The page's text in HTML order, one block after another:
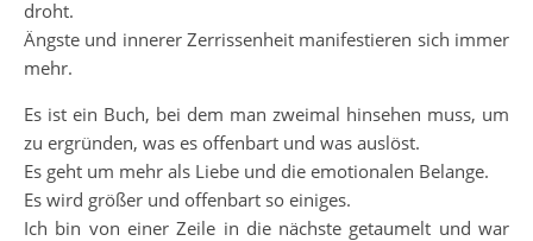
droht.
Ängste und innerer Zerrissenheit manifestieren sich immer
mehr.
Es ist ein Buch, bei dem man zweimal hinsehen muss, um
zu ergründen, was es offenbart und was auslöst.
Es geht um mehr als Liebe und die emotionalen Belange.
Es wird größer und offenbart so einiges.
Ich bin von einer Zeile in die nächste getaumelt und war